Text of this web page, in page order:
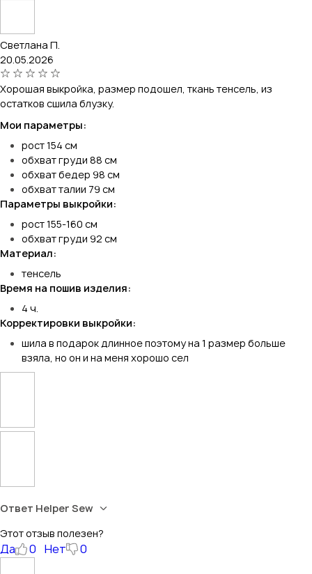
Светлана П.
20.05.2026
Хорошая выкройка, размер подошел, ткань тенсель, из
остатков сшила блузку.
Мои параметры:
рост 154 см
обхват груди 88 см
обхват бедер 98 см
обхват талии 79 см
Параметры выкройки:
рост 155-160 см
обхват груди 92 см
Материал:
тенсель
Время на пошив изделия:
4 ч.
Корректировки выкройки:
шила в подарок длинное поэтому на 1 размер больше
взяла, но он и на меня хорошо сел
Ответ Helper Sew
Этот отзыв полезен?
Да 0 Нет 0